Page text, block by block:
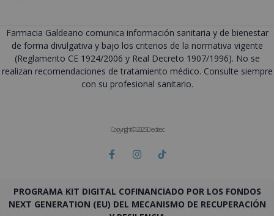
Farmacia Galdeano comunica información sanitaria y de bienestar
de forma divulgativa y bajo los criterios de la normativa vigente
(Reglamento CE 1924/2006 y Real Decreto 1907/1996). No se
realizan recomendaciones de tratamiento médico. Consulte siempre
con su profesional sanitario.
Copyright © 2025 Deditec
PROGRAMA KIT DIGITAL COFINANCIADO POR LOS FONDOS
NEXT GENERATION (EU) DEL MECANISMO DE RECUPERACIÓN